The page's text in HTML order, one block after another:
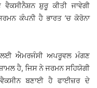
ਸ਼ੁਰੂ ਕੀਤੀ ਜਾਵੇਗੀ
ਕੰਪਨੀ ਹੈ ਭਾਰਤ ’ਚ ਕੋਰੋਨਾ
ਲਈ ਐਮਰਜੰਸੀ ਅਪਰੂਵਲ ਮੰਗਣ
ਹੈ, ਜਿਸ ਨੇ ਜਰਮਨ ਸਹਿਯੋਗੀ
ਬਣਾਈ ਹੈ ਫਾਈਜ਼ਰ ਦੇ